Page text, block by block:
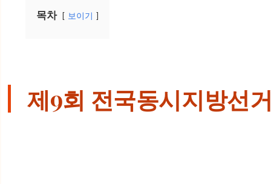
목차 보이기
제9회 전국동시지방선